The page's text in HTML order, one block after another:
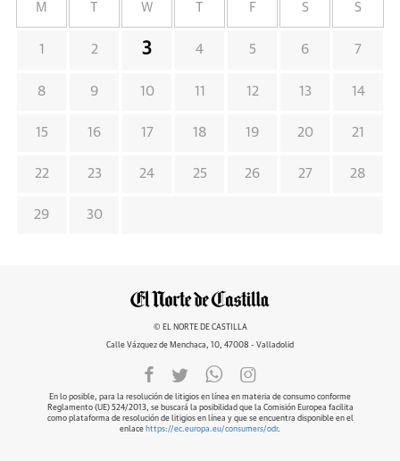
M W F S S
1 2 3 4 5 6 7
8 9 10 11 12 13 14
15 16 17 18 19 20 21
22 23 24 25 26 27 28
29 30
© EL NORTE DE CASTILLA
Calle Vázquez de Menchaca, 10, 47008 - Valladolid
En lo posible, para la resolución de litigios en línea en materia de consumo conforme
Reglamento (UE) 524/2013, se buscará la posibilidad que la Comisión Europea facilita
como plataforma de resolución de litigios en línea y que se encuentra disponible en el
enlace https://ec.europa.eu/consumers/odr.